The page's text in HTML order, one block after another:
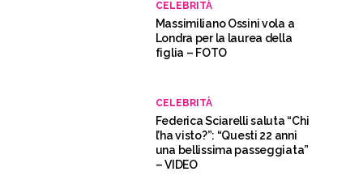
CELEBRITÀ
Massimiliano Ossini vola a
Londra per la laurea della
figlia – FOTO
CELEBRITÀ
Federica Sciarelli saluta “Chi
l’ha visto?”: “Questi 22 anni
una bellissima passeggiata”
– VIDEO